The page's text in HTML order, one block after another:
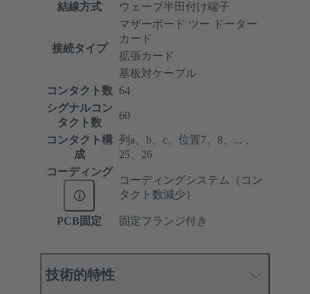
結線方式 ウェーブ半田付け端子
接続タイプ
マザーボード ツー ドーター
カード
拡張カード
基板対ケーブル
コンタクト数
64
シグナルコン
タクト数
60
コンタクト構
成
列a、b、c、位置7、8、... 、
25、26
コーディング
コーディングシステム（コン
タクト数減少）
PCB固定 固定フランジ付き
技術的特性